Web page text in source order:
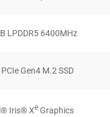
LPDDR5 6400MHz
Gen4 M.2 SSD
Iris® Xe Graphics